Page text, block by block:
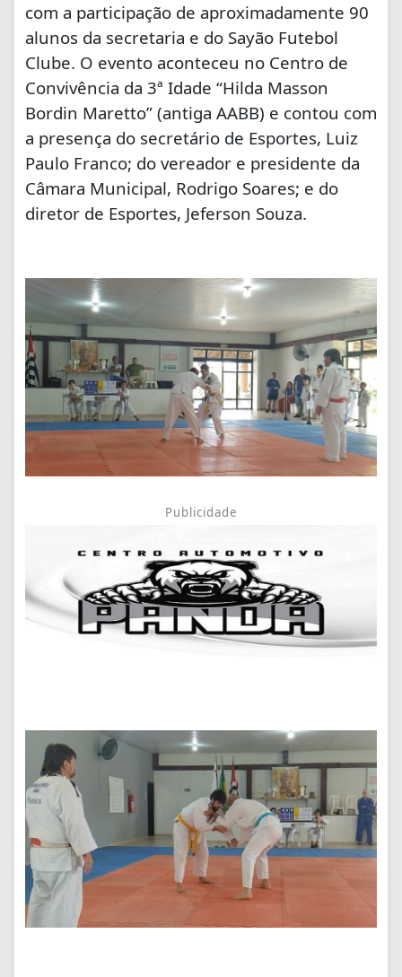
com a participação de aproximadamente 90
alunos da secretaria e do Sayão Futebol
Clube. O evento aconteceu no Centro de
Convivência da 3ª Idade “Hilda Masson
Bordin Maretto” (antiga AABB) e contou com
a presença do secretário de Esportes, Luiz
Paulo Franco; do vereador e presidente da
Câmara Municipal, Rodrigo Soares; e do
diretor de Esportes, Jeferson Souza.
Publicidade